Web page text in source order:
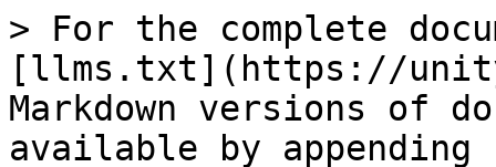
> For the complete
[llms.txt](https://
Markdown versions of
available by